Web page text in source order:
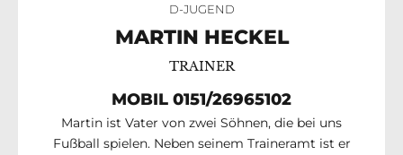
D-JUGEND
MARTIN HECKEL
TRAINER
MOBIL 0151/26965102
Martin ist Vater von zwei Söhnen, die bei uns
Fußball spielen. Neben seinem Traineramt ist er